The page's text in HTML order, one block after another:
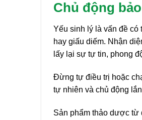
Chủ động
Yếu sinh lý là vấn đề có
hay giấu diếm. Nhận
lấy lại sự tự tin, phong
Đừng tự điều trị hoặc
tự nhiên và chủ động
Sản phẩm thảo dược từ